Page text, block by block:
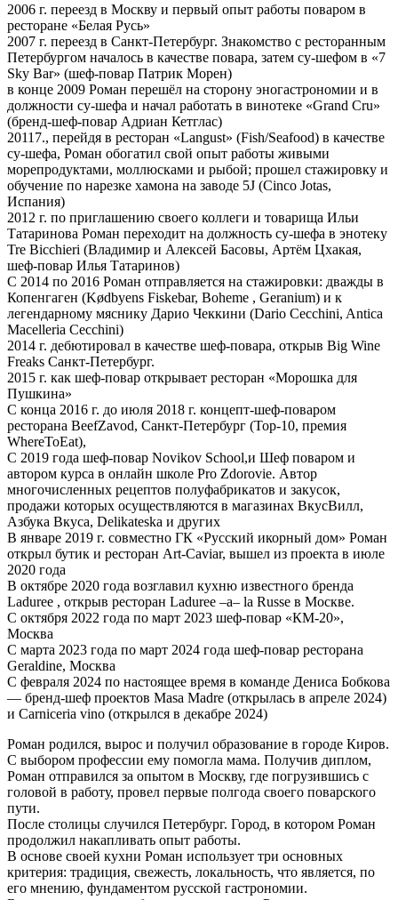
2006 г. переезд в Москву и первый опыт работы поваром в
ресторане «Белая Русь»
2007 г. переезд в Санкт-Петербург. Знакомство с ресторанным
Петербургом началось в качестве повара, затем су-шефом в «7
Sky Bar» (шеф-повар Патрик Морен)
в конце 2009 Роман перешёл на сторону эногастрономии и в
должности су-шефа и начал работать в винотеке «Grand Cru»
(бренд-шеф-повар Адриан Кетглас)
20117., перейдя в ресторан «Langust» (Fish/Seafood) в качестве
су-шефа, Роман обогатил свой опыт работы живыми
морепродуктами, моллюсками и рыбой; прошел стажировку и
обучение по нарезке хамона на заводе 5J (Cinco Jotas,
Испания)
2012 г. по приглашению своего коллеги и товарища Ильи
Татаринова Роман переходит на должность су-шефа в энотеку
Tre Bicchieri (Владимир и Алексей Басовы, Артём Цхакая,
шеф-повар Илья Татаринов)
С 2014 по 2016 Роман отправляется на стажировки: дважды в
Копенгаген (Kødbyens Fiskebar, Boheme , Geranium) и к
легендарному мяснику Дарио Чеккини (Dario Cecchini, Antica
Macelleria Cecchini)
2014 г. дебютировал в качестве шеф-повара, открыв Big Wine
Freaks Санкт-Петербург.
2015 г. как шеф-повар открывает ресторан «Морошка для
Пушкина»
С конца 2016 г. до июля 2018 г. концепт-шеф-поваром
ресторана BeefZavod, Санкт-Петербург (Top-10, премия
WhereToEat),
С 2019 года шеф-повар Novikov School,и Шеф поваром и
автором курса в онлайн школе Pro Zdorovie. Автор
многочисленных рецептов полуфабрикатов и закусок,
продажи которых осуществляются в магазинах ВкусВилл,
Азбука Вкуса, Delikateska и других
В январе 2019 г. совместно ГК «Русский икорный дом» Роман
открыл бутик и ресторан Art-Caviar, вышел из проекта в июле
2020 года
В октябре 2020 года возглавил кухню известного бренда
Laduree , открыв ресторан Laduree –a– la Russe в Москве.
C октября 2022 года по март 2023 шеф-повар «КМ-20»,
Москва
С марта 2023 года по март 2024 года шеф-повар ресторана
Geraldine, Москва
С февраля 2024 по настоящее время в команде Дениса Бобкова
— бренд-шеф проектов Masa Madre (открылась в апреле 2024)
и Carniceria vino (открылся в декабре 2024)
Роман родился, вырос и получил образование в городе Киров.
С выбором профессии ему помогла мама. Получив диплом,
Роман отправился за опытом в Москву, где погрузившись с
головой в работу, провел первые полгода своего поварского
пути.
После столицы случился Петербург. Город, в котором Роман
продолжил накапливать опыт работы.
В основе своей кухни Роман использует три основных
критерия: традиция, свежесть, локальность, что является, по
его мнению, фундаментом русской гастрономии.